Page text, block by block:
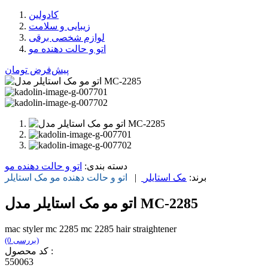
کادولین
زیبایی و سلامت
لوازم شخصی برقی
اتو و حالت دهنده مو
پیش‌فرض تومان
دسته بندی: اتو و حالت دهنده مو
برند: مک استایلر | اتو و حالت دهنده مو مک استایلر
اتو مو مک استایلر مدل MC-2285
mac styler mc 2285 mc 2285 hair straightener
(0 بررسی)
کد محصول :
550063